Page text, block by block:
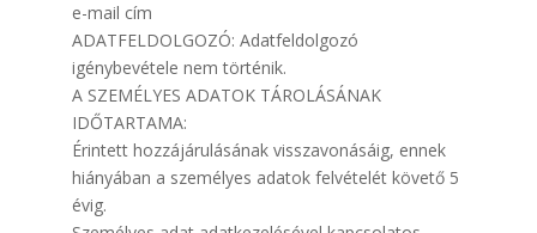
e-mail cím
ADATFELDOLGOZÓ: Adatfeldolgozó
igénybevétele nem történik.
A SZEMÉLYES ADATOK TÁROLÁSÁNAK
IDŐTARTAMA:
Érintett hozzájárulásának visszavonásáig, ennek
hiányában a személyes adatok felvételét követő 5
évig.